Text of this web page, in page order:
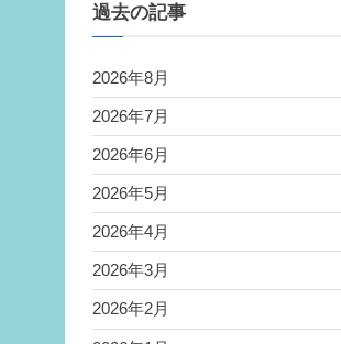
過去の記事
2026年8月
2026年7月
2026年6月
2026年5月
2026年4月
2026年3月
2026年2月